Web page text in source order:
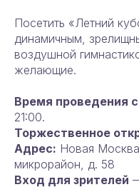
Посетить «Летний
динамичным,
воздушной
желающие.
Время проведения
21:00.
Торжественное
Адрес: Новая
микрорайон, д. 58
Вход для зрителей